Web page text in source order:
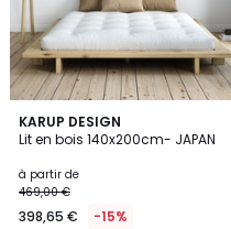
KARUP DESIGN
Lit en bois 140x200cm- JAPAN
à partir de
469,00 €
398,65 € -15%
5
Couleurs